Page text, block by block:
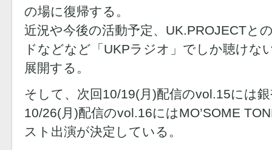
の場に復帰する。
近況や今後の活動予定、UK.PROJECTと
ドなどなど「UKPラジオ」でしか聴けな
展開する。
そして、次回10/19(月)配信のvol.15には
10/26(月)配信のvol.16にはMO’SOME
スト出演が決定している。